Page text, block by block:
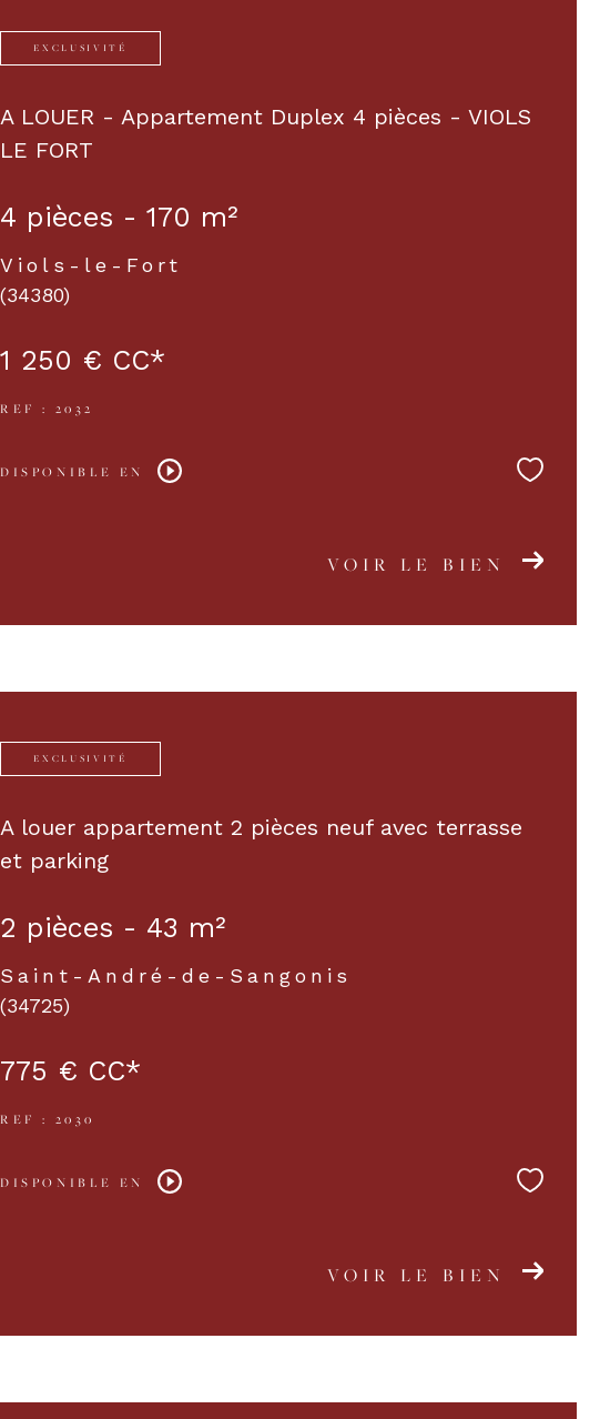
EXCLUSIVITÉ
A LOUER - Appartement Duplex 4 pièces - VIOLS
LE FORT
4 pièces - 170 m²
Viols-le-Fort
(34380)
1 250 € CC*
REF : 2032
DISPONIBLE EN
VOIR LE BIEN
EXCLUSIVITÉ
A louer appartement 2 pièces neuf avec terrasse
et parking
2 pièces - 43 m²
Saint-André-de-Sangonis
(34725)
775 € CC*
REF : 2030
DISPONIBLE EN
VOIR LE BIEN